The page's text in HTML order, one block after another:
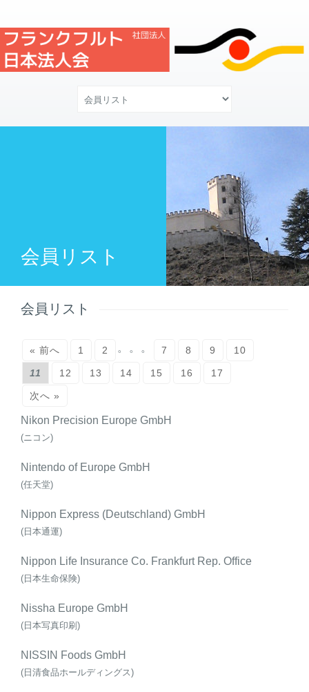
会員リスト
会員リスト
« 前へ 1 2 。。。 7 8 9 10
11 12 13 14 15 16 17
次へ »
Nikon Precision Europe GmbH
(ニコン)
Nintendo of Europe GmbH
(任天堂)
Nippon Express (Deutschland) GmbH
(日本通運)
Nippon Life Insurance Co. Frankfurt Rep. Office
(日本生命保険)
Nissha Europe GmbH
(日本写真印刷)
NISSIN Foods GmbH
(日清食品ホールディングス)